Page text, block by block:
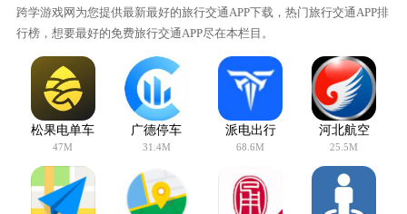
我们会定期更新应用，每次应用更新都包含体验、界面、性能的提升。建
议 您打开手机设置中的“自动下载的项目”，已确保获得新版本，拥有更
跨学游戏网为您提供最新最好的旅行交通APP下载，热门旅行交通APP排
行榜，想要最好的免费旅行交通APP尽在本栏目。
松果电单车
47M
广德停车
31.4M
派电出行
68.6M
河北航空
25.5M